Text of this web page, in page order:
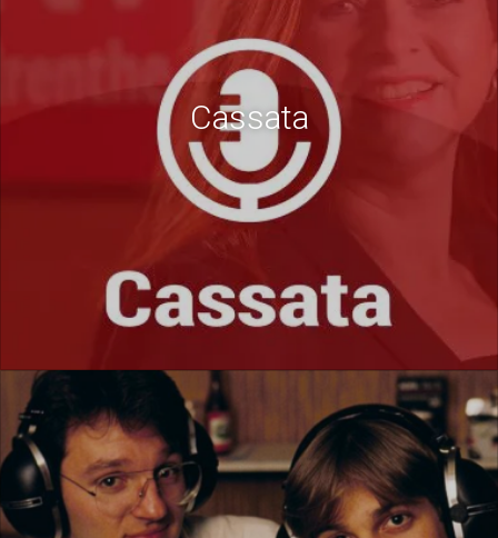
Cassata